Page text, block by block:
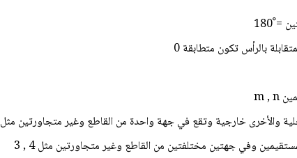
ْ180
بالرأس تكون متطابقة 0
والأخرى خارجية وتقع في جهة واحدة من القاطع وغير متجاورتين مثل 2 , 1 0
وفي جهتين مختلفتين من القاطع وغير متجاورتين مثل 4 , 3